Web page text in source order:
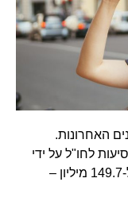
10.5 מיליון נסיעות לחו"ל על ידי
תיירים סינים. בשנת 2018 עלה מספרם ל-149.7 מיליון –